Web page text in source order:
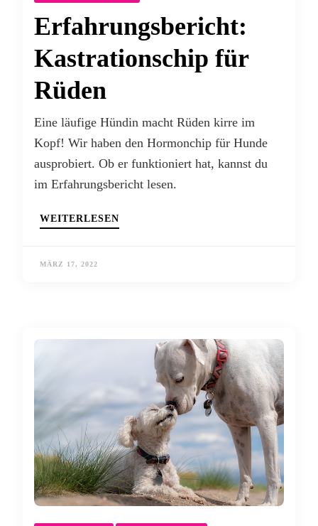
Erfahrungsbericht:
Kastrationschip für
Rüden
Eine läufige Hündin macht Rüden kirre im
Kopf! Wir haben den Hormonchip für Hunde
ausprobiert. Ob er funktioniert hat, kannst du
im Erfahrungsbericht lesen.
WEITERLESEN
MÄRZ 17, 2022